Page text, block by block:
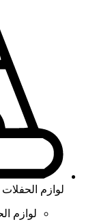
لوازم الحفلات
لوازم